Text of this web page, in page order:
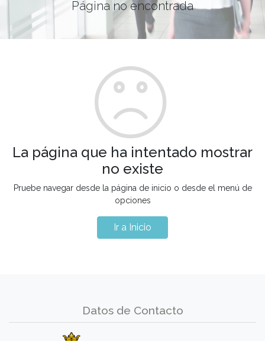
Página no encontrada
La página que ha intentado mostrar
no existe
Pruebe navegar desde la página de inicio o desde el menú de
opciones
Ir a Inicio
Datos de Contacto